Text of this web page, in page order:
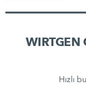
WIRTGEN
Hızlı